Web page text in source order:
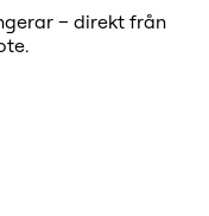
– direkt från